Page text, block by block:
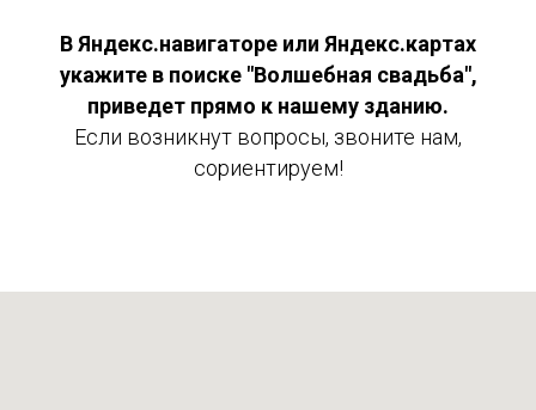
В Яндекс.навигаторе или Яндекс.картах
укажите в поиске "Волшебная свадьба",
приведет прямо к нашему зданию.
Если возникнут вопросы, звоните нам,
сориентируем!